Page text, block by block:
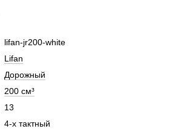
lifan-jr200-white
Lifan
Дорожный
200 см³
13
4-х тактный